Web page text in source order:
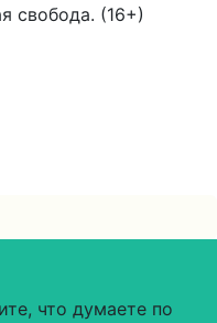
свобода. (16+)
что думаете по